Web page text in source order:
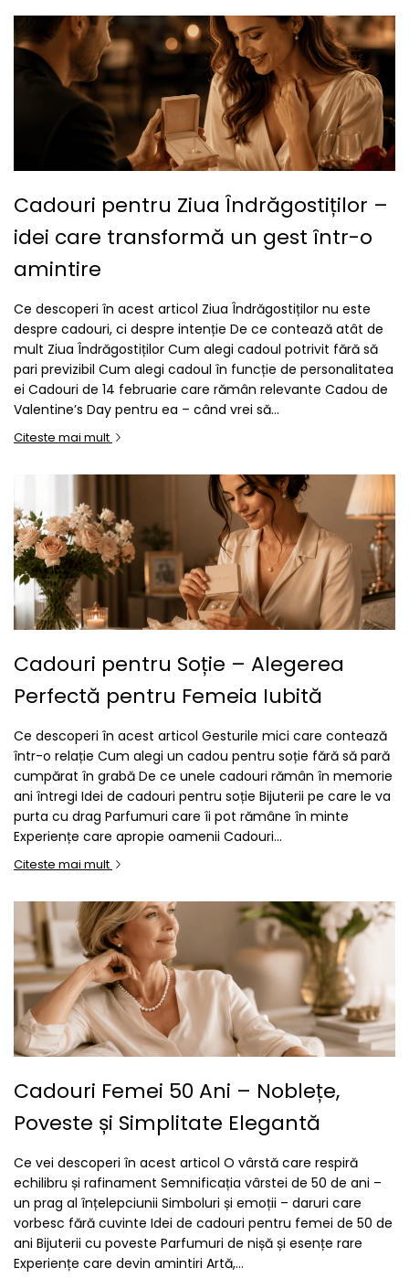
Cadouri pentru Ziua Îndrăgostiților –
idei care transformă un gest într-o
amintire
Ce descoperi în acest articol Ziua Îndrăgostiților nu este
despre cadouri, ci despre intenție De ce contează atât de
mult Ziua Îndrăgostiților Cum alegi cadoul potrivit fără să
pari previzibil Cum alegi cadoul în funcție de personalitatea
ei Cadouri de 14 februarie care rămân relevante Cadou de
Valentine’s Day pentru ea – când vrei să...
Citeste mai mult
Cadouri pentru Soție – Alegerea
Perfectă pentru Femeia Iubită
Ce descoperi în acest articol Gesturile mici care contează
într-o relație Cum alegi un cadou pentru soție fără să pară
cumpărat în grabă De ce unele cadouri rămân în memorie
ani întregi Idei de cadouri pentru soție Bijuterii pe care le va
purta cu drag Parfumuri care îi pot rămâne în minte
Experiențe care apropie oamenii Cadouri...
Citeste mai mult
Cadouri Femei 50 Ani – Noblețe,
Poveste și Simplitate Elegantă
Ce vei descoperi în acest articol O vârstă care respiră
echilibru și rafinament Semnificația vârstei de 50 de ani –
un prag al înțelepciunii Simboluri și emoții – daruri care
vorbesc fără cuvinte Idei de cadouri pentru femei de 50 de
ani Bijuterii cu poveste Parfumuri de nișă și esențe rare
Experiențe care devin amintiri Artă,...